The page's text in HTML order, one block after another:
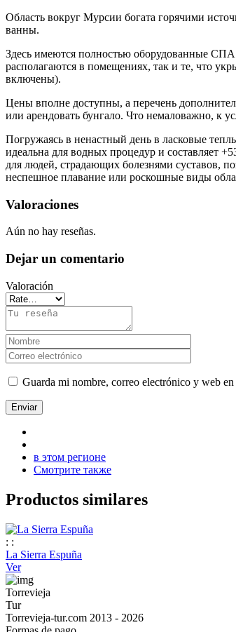
Область вокруг Мурсии богата горячими
ванны.
Здесь имеются полностью оборудованные
располагаются в помещениях, так и те, что
включены).
Цены вполне доступны, а перечень
или арендовать бунгало. Что немаловажно, к
Погружаясь в ненастный день в ласковые
идеальна для водных процедур и составляет
для людей, страдающих болезнями суставов,
неспешное плавание или роскошные виды
Valoraciones
Aún no hay reseñas.
Dejar un comentario
Valoración
Guarda mi nombre, correo electrónico y web
в этом регионе
Смотрите также
Productos similares
: :
La Sierra Espuña
Ver
Torrevieja
Tur
Torrevieja-tur.com 2013 - 2026